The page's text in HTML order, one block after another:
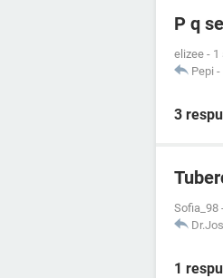
P q
elizee - 1
Pepi -
3
Sofia_98
1